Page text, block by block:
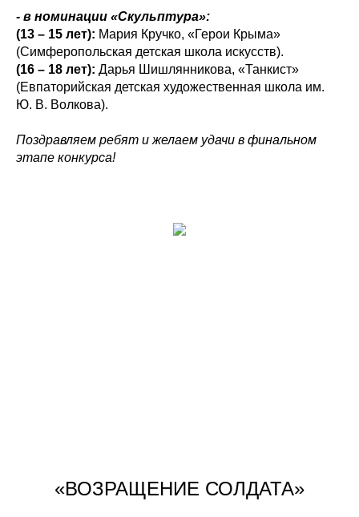
- в номинации «Скульптура»:
(13 – 15 лет): Мария Кручко, «Герои Крыма»
(Симферопольская детская школа искусств).
(16 – 18 лет): Дарья Шишлянникова, «Танкист»
(Евпаторийская детская художественная школа им.
Ю. В. Волкова).
Поздравляем ребят и желаем удачи в финальном
этапе конкурса!
«ВОЗРАЩЕНИЕ СОЛДАТА»